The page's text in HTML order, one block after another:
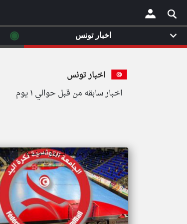
×
اخبار تونس
اخبار سابقه من قبل حوالي ١ يوم
اخبار تونس من جريدة الشروق التونسية
اخبار تونس ◉